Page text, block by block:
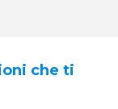
che ti